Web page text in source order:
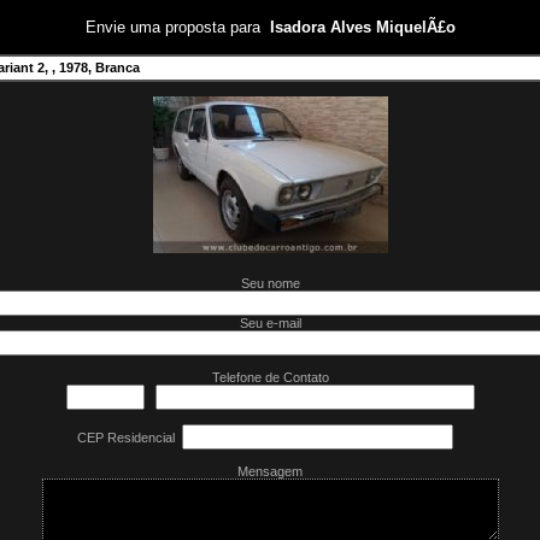
Envie uma proposta para Isadora Alves MiquelÃ£o
2, , 1978, Branca
Seu nome
Seu e-mail
Telefone de Contato
CEP Residencial
Mensagem